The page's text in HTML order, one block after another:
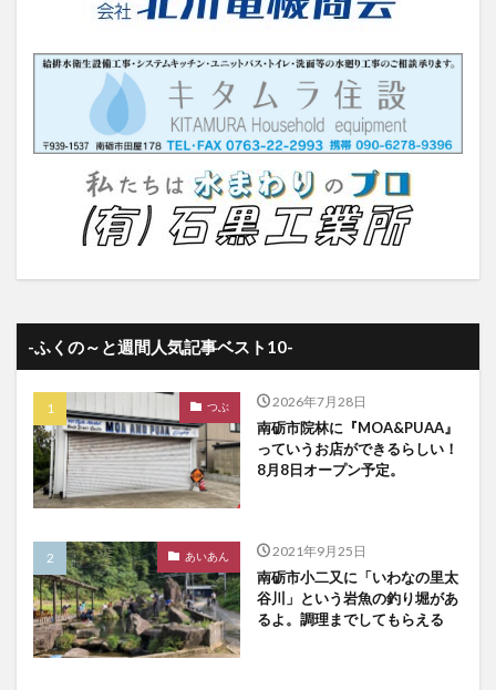
-ふくの～と週間人気記事ベスト10-
つぶ 2026年7月28日
南砺市院林に『MOA&PUAA』
っていうお店ができるらしい！
8月8日オープン予定。
あいあん 2021年9月25日
南砺市小二又に「いわなの里太
谷川」という岩魚の釣り堀があ
るよ。調理までしてもらえる